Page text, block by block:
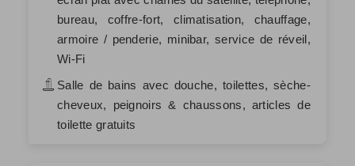
bureau, coffre-fort, climatisation, chauffage,
armoire / penderie, minibar, service de réveil,
Wi-Fi
Salle de bains avec douche, toilettes, sèche-
cheveux, peignoirs & chaussons, articles de
toilette gratuits